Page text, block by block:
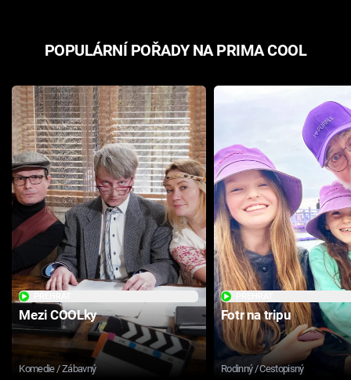
POPULÁRNÍ POŘADY NA PRIMA COOL
Mezi COOLky
Komedie / Zábavný
Fotr na tripu
Rodinný / Cestopisný